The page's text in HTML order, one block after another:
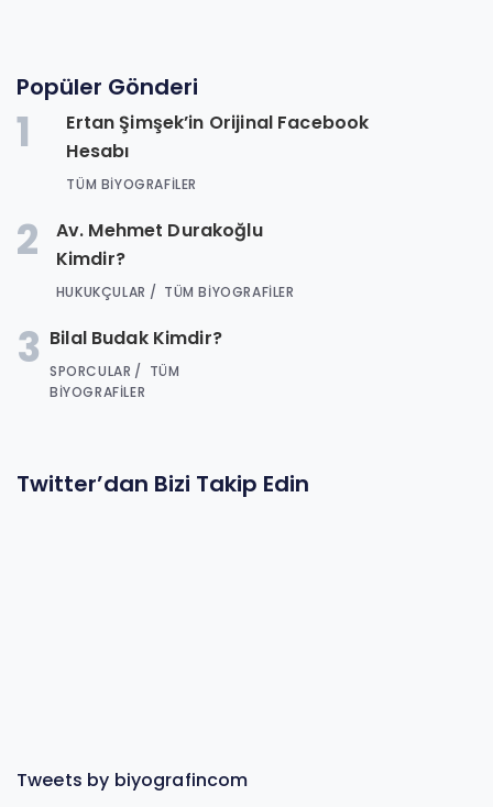
Popüler Gönderi
1
Ertan Şimşek’in Orijinal Facebook
Hesabı
TÜM BIYOGRAFILER
2
Av. Mehmet Durakoğlu
Kimdir?
HUKUKÇULAR TÜM BIYOGRAFILER
3 Bilal Budak Kimdir?
SPORCULAR
TÜM
BIYOGRAFILER
Twitter’dan Bizi Takip Edin
Tweets by biyografincom